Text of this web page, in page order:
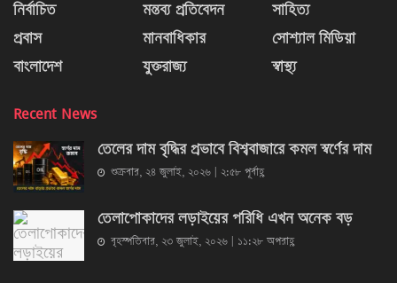
নির্বাচিত
প্রবাস
বাংলাদেশ
মন্তব্য প্রতিবেদন
মানবাধিকার
যুক্তরাজ্য
সাহিত্য
সোশ্যাল মিডিয়া
স্বাস্থ্য
Recent News
তেলের দাম বৃদ্ধির প্রভাবে বিশ্ববাজারে কমল স্বর্ণের দাম
শুক্রবার, ২৪ জুলাই, ২০২৬ | ২:৫৮ পূর্বাহ্ণ
তেলাপোকাদের লড়াইয়ের পরিধি এখন অনেক বড়
বৃহস্পতিবার, ২৩ জুলাই, ২০২৬ | ১১:২৮ অপরাহ্ণ